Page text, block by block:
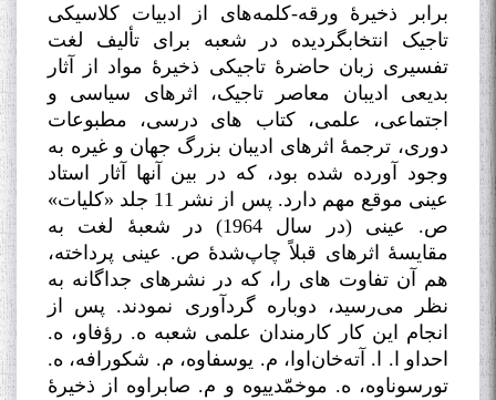
برابر ذخیرۀ ورقه-کلمه‌های از ادبیات کلاسیکی
تاجیک انتخابگردیده در شعبه برای تألیف لغت
تفسیری زبان حاضرۀ تاجیکی ذخیرۀ مواد از آثار
بدیعی ادیبان معاصر تاجیک، اثرهای سیاسی و
اجتماعی، علمی، کتاب های درسی، مطبوعات
دوری، ترجمۀ اثرهای ادیبان بزرگ جهان و غیره به
وجود آورده شده بود، که در بین آنها آثار استاد
عینی موقع مهم دارد. پس از نشر 11 جلد «کلیات»
ص. عینی (در سال 1964) در شعبۀ لغت به
مقایسۀ اثرهای قبلاً چاپ‌شدۀ ص. عینی پرداخته،
هم آن تفاوت های را، که در نشرهای جداگانه به
نظر می‌رسید، دوباره گردآوری نمودند. پس از
انجام این کار کارمندان علمی شعبه ه. رؤفاو، ه.
احداو ا. ا. آته‌خان‌اوا، م. یوسفاوه، م. شکورافه، ه.
تورسوناوه، ه. موخمّدییوه و م. صابراوه از ذخیرۀ